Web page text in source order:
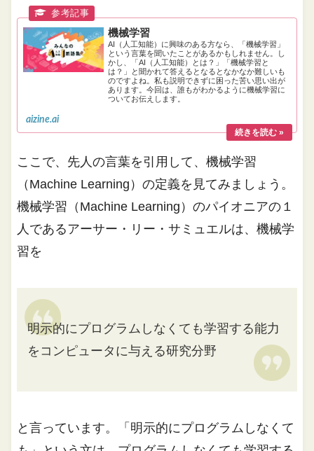
機械学習
AI（人工知能）に興味のある方なら、「機械学習」
という言葉を聞いたことがあるかもしれません。し
かし、「AI（人工知能）とは？」「機械学習と
は？」と聞かれて答えるとなるとなかなか難しいも
のですよね。私も説明できずに困った苦い思い出が
あります。今回は、誰もがわかるように機械学習に
ついてお伝えします。
aizine.ai
ここで、先人の言葉を引用して、機械学習
（Machine Learning）の定義を見てみましょう。
機械学習（Machine Learning）のパイオニアの１
人であるアーサー・リー・サミュエルは、機械学
習を
明示的にプログラムしなくても学習する能力
をコンピュータに与える研究分野
と言っています。「明示的にプログラムしなくて